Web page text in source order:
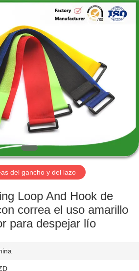
del gancho y del lazo
Loop And Hook de
correa el uso amarillo
para despejar lío